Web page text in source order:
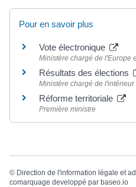
Pour en savoir plus
Vote électronique
Ministère chargé de l'Europe
Résultats des élections
Ministère chargé de l'intérieur
Réforme territoriale
Première ministre
© Direction de l'information légale et
comarquage developpé par baseo.io